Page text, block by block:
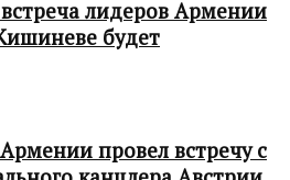
лидеров Армении
будет
провел встречу с